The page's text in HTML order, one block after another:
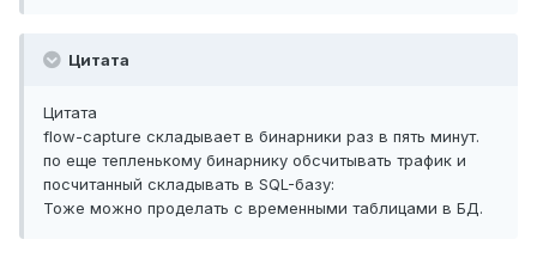
Цитата
Цитата
flow-capture складывает в бинарники раз в пять минут.
по еще тепленькому бинарнику обсчитывать трафик и
посчитанный складывать в SQL-базу:
Тоже можно проделать с временными таблицами в БД.